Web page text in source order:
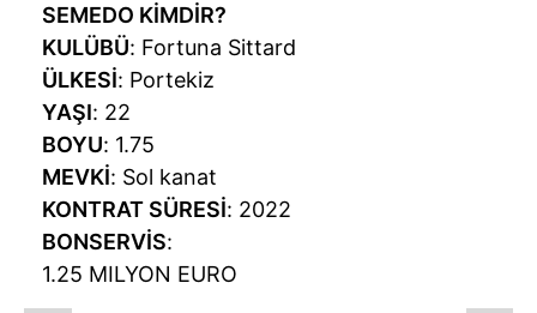
SEMEDO KİMDİR?
KULÜBÜ: Fortuna Sittard
ÜLKESİ: Portekiz
YAŞI: 22
BOYU: 1.75
MEVKİ: Sol kanat
KONTRAT SÜRESİ: 2022
BONSERVİS:
1.25 MILYON EURO